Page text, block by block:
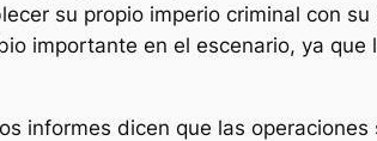
su propio imperio criminal con su
importante en el escenario, ya que
informes dicen que las operaciones